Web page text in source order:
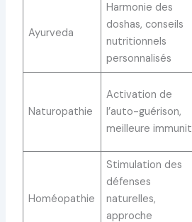
Ayurveda
Harmonie des
doshas, conseils
nutritionnels
personnalisés
Naturopathie
Activation de
l’auto-guérison,
meilleure
Homéopathie
Stimulation des
défenses
naturelles,
approche